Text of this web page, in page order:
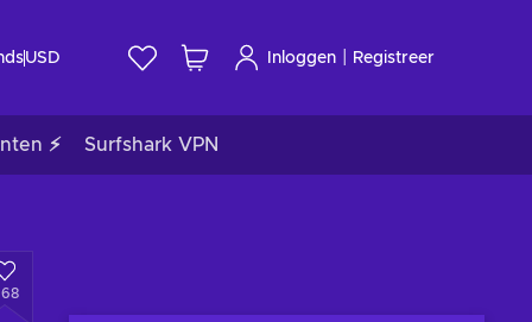
USD Inloggen Registreer
⚡ Surfshark VPN